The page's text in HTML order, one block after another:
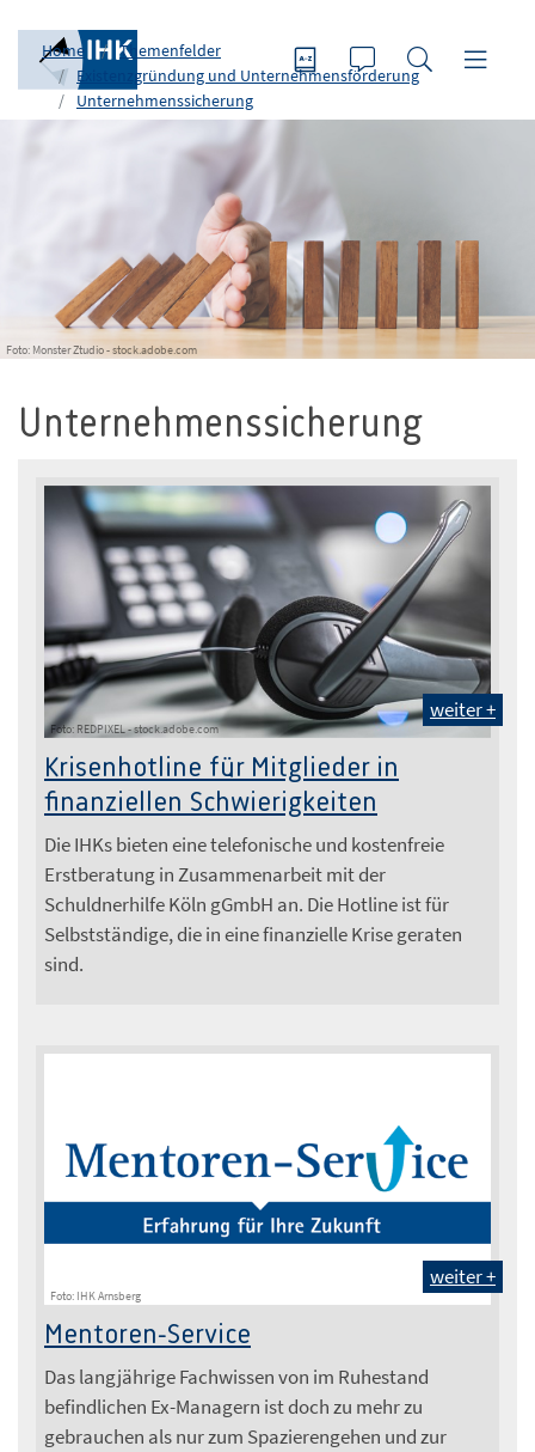
Home
Themenfelder
Existenzgründung und Unternehmensförderung
Unternehmenssicherung
Foto: Monster Ztudio - stock.adobe.com
Unternehmenssicherung
Foto: REDPIXEL - stock.adobe.com
weiter +
Krisenhotline für Mitglieder in
finanziellen Schwierigkeiten
Die IHKs bieten eine telefonische und kostenfreie
Erstberatung in Zusammenarbeit mit der
Schuldnerhilfe Köln gGmbH an. Die Hotline ist für
Selbstständige, die in eine finanzielle Krise geraten
sind.
Foto: IHK Arnsberg
weiter +
Mentoren-Service
Das langjährige Fachwissen von im Ruhestand
befindlichen Ex-Managern ist doch zu mehr zu
gebrauchen als nur zum Spazierengehen und zur